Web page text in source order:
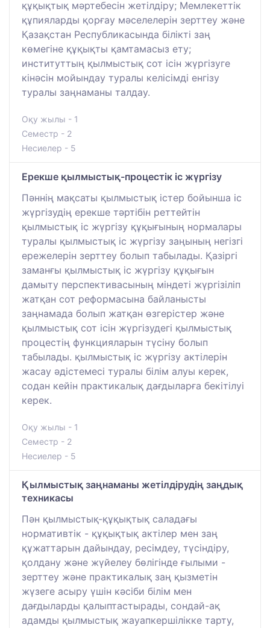
құқықтық мәртебесін жетілдіру; Мемлекеттік
құпияларды қорғау мәселелерін зерттеу және
Қазақстан Республикасында білікті заң
көмегіне құқықты қамтамасыз ету;
институттың қылмыстық сот ісін жүргізуге
кінәсін мойындау туралы келісімді енгізу
туралы заңнаманы талдау.
Оқу жылы - 1
Семестр - 2
Несиелер - 5
Ерекше қылмыстық-процестік іс жүргізу
Пәннің мақсаты қылмыстық істер бойынша іс
жүргізудің ерекше тәртібін реттейтін
қылмыстық іс жүргізу құқығының нормалары
туралы қылмыстық іс жүргізу заңының негізгі
ережелерін зерттеу болып табылады. Қазіргі
заманғы қылмыстық іс жүргізу құқығын
дамыту перспективасының міндеті жүргізіліп
жатқан сот реформасына байланысты
заңнамада болып жатқан өзгерістер және
қылмыстық сот ісін жүргізудегі қылмыстық
процестің функцияларын түсіну болып
табылады. қылмыстық іс жүргізу актілерін
жасау әдістемесі туралы білім алуы керек,
содан кейін практикалық дағдыларға бекітілуі
керек.
Оқу жылы - 1
Семестр - 2
Несиелер - 5
Қылмыстық заңнаманы жетілдірудің заңдық
техникасы
Пән қылмыстық-құқықтық саладағы
нормативтік - құқықтық актілер мен заң
құжаттарын дайындау, ресімдеу, түсіндіру,
қолдану және жүйелеу бөлігінде ғылыми -
зерттеу және практикалық заң қызметін
жүзеге асыру үшін кәсіби білім мен
дағдыларды қалыптастырады, сондай-ақ
адамды қылмыстық жауапкершілікке тарту,